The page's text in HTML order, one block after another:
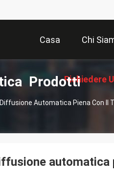
Casa Chi
Richiedere
Prodotti
Automatica Piena Con Il
automatica